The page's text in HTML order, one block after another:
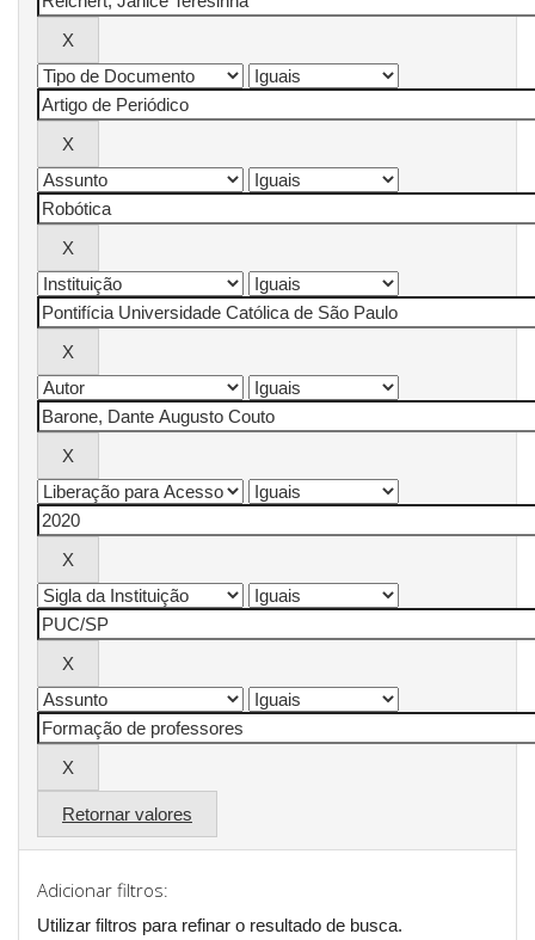
Retornar valores
Adicionar filtros:
Utilizar filtros para refinar o resultado de busca.